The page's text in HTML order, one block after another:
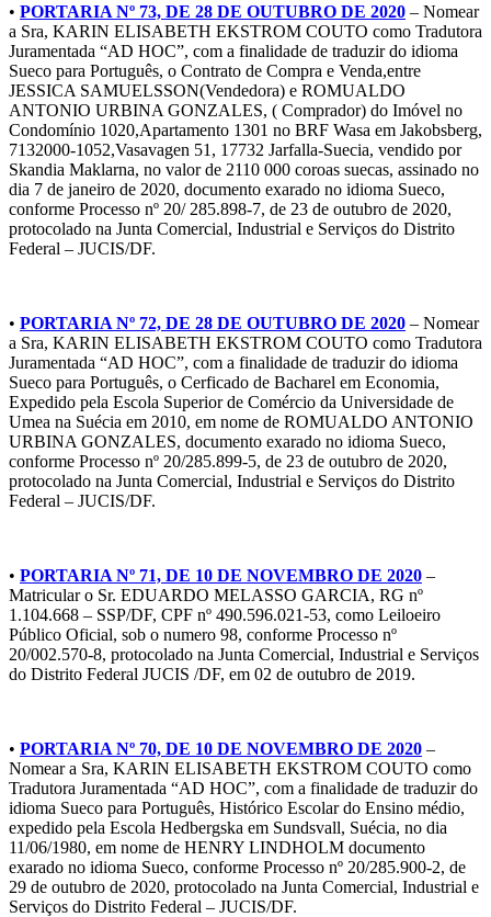
• PORTARIA Nº 73, DE 28 DE OUTUBRO DE 2020 – Nomear
a Sra, KARIN ELISABETH EKSTROM COUTO como Tradutora
Juramentada “AD HOC”, com a finalidade de traduzir do idioma
Sueco para Português, o Contrato de Compra e Venda,entre
JESSICA SAMUELSSON(Vendedora) e ROMUALDO
ANTONIO URBINA GONZALES, ( Comprador) do Imóvel no
Condomínio 1020,Apartamento 1301 no BRF Wasa em Jakobsberg,
7132000-1052,Vasavagen 51, 17732 Jarfalla-Suecia, vendido por
Skandia Maklarna, no valor de 2110 000 coroas suecas, assinado no
dia 7 de janeiro de 2020, documento exarado no idioma Sueco,
conforme Processo nº 20/ 285.898-7, de 23 de outubro de 2020,
protocolado na Junta Comercial, Industrial e Serviços do Distrito
Federal – JUCIS/DF.
• PORTARIA Nº 72, DE 28 DE OUTUBRO DE 2020 – Nomear
a Sra, KARIN ELISABETH EKSTROM COUTO como Tradutora
Juramentada “AD HOC”, com a finalidade de traduzir do idioma
Sueco para Português, o Cerficado de Bacharel em Economia,
Expedido pela Escola Superior de Comércio da Universidade de
Umea na Suécia em 2010, em nome de ROMUALDO ANTONIO
URBINA GONZALES, documento exarado no idioma Sueco,
conforme Processo nº 20/285.899-5, de 23 de outubro de 2020,
protocolado na Junta Comercial, Industrial e Serviços do Distrito
Federal – JUCIS/DF.
• PORTARIA Nº 71, DE 10 DE NOVEMBRO DE 2020 –
Matricular o Sr. EDUARDO MELASSO GARCIA, RG nº
1.104.668 – SSP/DF, CPF nº 490.596.021-53, como Leiloeiro
Público Oficial, sob o numero 98, conforme Processo nº
20/002.570-8, protocolado na Junta Comercial, Industrial e Serviços
do Distrito Federal JUCIS /DF, em 02 de outubro de 2019.
• PORTARIA Nº 70, DE 10 DE NOVEMBRO DE 2020 –
Nomear a Sra, KARIN ELISABETH EKSTROM COUTO como
Tradutora Juramentada “AD HOC”, com a finalidade de traduzir do
idioma Sueco para Português, Histórico Escolar do Ensino médio,
expedido pela Escola Hedbergska em Sundsvall, Suécia, no dia
11/06/1980, em nome de HENRY LINDHOLM documento
exarado no idioma Sueco, conforme Processo nº 20/285.900-2, de
29 de outubro de 2020, protocolado na Junta Comercial, Industrial e
Serviços do Distrito Federal – JUCIS/DF.